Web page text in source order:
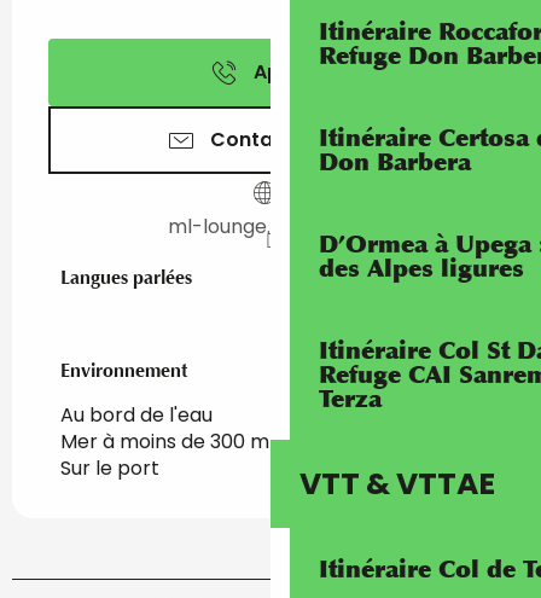
Itinéraire
Refuge Don
Itinéraire Certosa
Don Barbera
D’Ormea à
des Alpes ligures
Itinéraire Col St
Refuge CAI
Terza
VTT & VTTAE
Itinéraire Col de
Appeler
Contactez-nous
ml-lounge.eatbu.com
Langues parlées
Langues parlées
Environnement
Environnement
Au bord de l'eau
Mer à moins de 300 m
Sur le port